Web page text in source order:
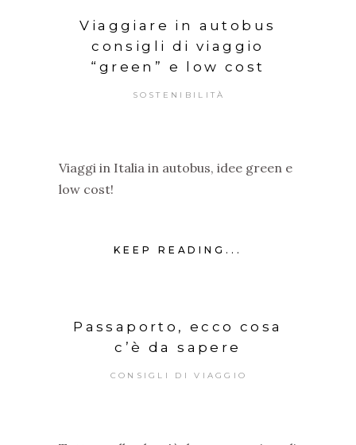
Viaggiare in autobus
consigli di viaggio
“green” e low cost
SOSTENIBILITÀ
Viaggi in Italia in autobus, idee green e
low cost!
KEEP READING...
Passaporto, ecco cosa
c’è da sapere
CONSIGLI DI VIAGGIO